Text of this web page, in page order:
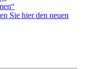
Sie hier den neuen